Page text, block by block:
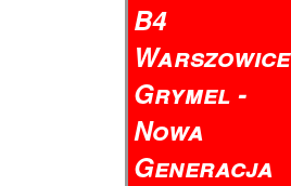
B4
Warszowice
Grymel -
Nowa
Generacja